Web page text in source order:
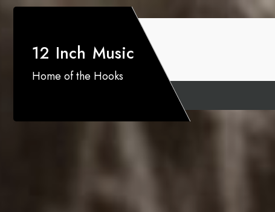
12 Inch Music
Home of the Hooks